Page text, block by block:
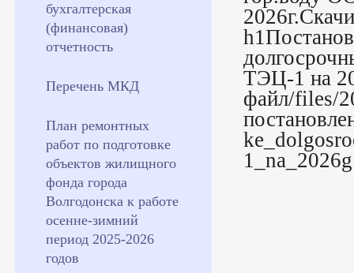
бухгалтерская
(финансовая)
отчетность
Перечень МКД
План ремонтных
работ по подготовке
объектов жилищного
фонда города
Волгодонска к работе
осенне-зимний
период 2025-2026
годов
ТЭЦ-1 на
файл/files/